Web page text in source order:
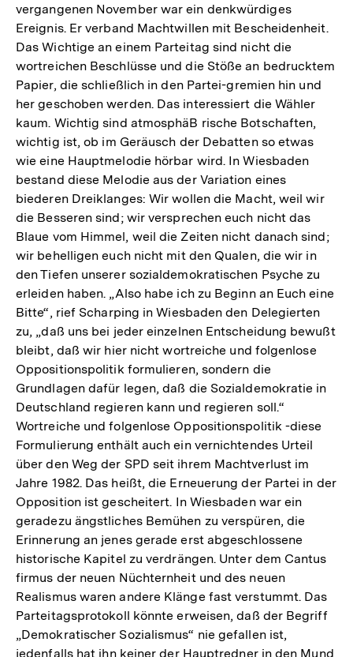
vergangenen November war ein denkwürdiges
Ereignis. Er verband Machtwillen mit Bescheidenheit.
Das Wichtige an einem Parteitag sind nicht die
wortreichen Beschlüsse und die Stöße an bedrucktem
Papier, die schließlich in den Partei-gremien hin und
her geschoben werden. Das interessiert die Wähler
kaum. Wichtig sind atmosphäB rische Botschaften,
wichtig ist, ob im Geräusch der Debatten so etwas
wie eine Hauptmelodie hörbar wird. In Wiesbaden
bestand diese Melodie aus der Variation eines
biederen Dreiklanges: Wir wollen die Macht, weil wir
die Besseren sind; wir versprechen euch nicht das
Blaue vom Himmel, weil die Zeiten nicht danach sind;
wir behelligen euch nicht mit den Qualen, die wir in
den Tiefen unserer sozialdemokratischen Psyche zu
erleiden haben. „Also habe ich zu Beginn an Euch eine
Bitte“, rief Scharping in Wiesbaden den Delegierten
zu, „daß uns bei jeder einzelnen Entscheidung bewußt
bleibt, daß wir hier nicht wortreiche und folgenlose
Oppositionspolitik formulieren, sondern die
Grundlagen dafür legen, daß die Sozialdemokratie in
Deutschland regieren kann und regieren soll.“
Wortreiche und folgenlose Oppositionspolitik -diese
Formulierung enthält auch ein vernichtendes Urteil
über den Weg der SPD seit ihrem Machtverlust im
Jahre 1982. Das heißt, die Erneuerung der Partei in der
Opposition ist gescheitert. In Wiesbaden war ein
geradezu ängstliches Bemühen zu verspüren, die
Erinnerung an jenes gerade erst abgeschlossene
historische Kapitel zu verdrängen. Unter dem Cantus
firmus der neuen Nüchternheit und des neuen
Realismus waren andere Klänge fast verstummt. Das
Parteitagsprotokoll könnte erweisen, daß der Begriff
„Demokratischer Sozialismus“ nie gefallen ist,
jedenfalls hat ihn keiner der Hauptredner in den Mund